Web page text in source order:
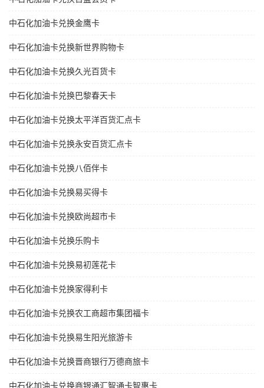
中石化加油卡兑换金鹰卡
中石化加油卡兑换新世界购物卡
中石化加油卡兑换久光百货卡
中石化加油卡兑换巴黎春天卡
中石化加油卡兑换太平洋百货汇点卡
中石化加油卡兑换永安百货汇点卡
中石化加油卡兑换八佰伴卡
中石化加油卡兑换易买得卡
中石化加油卡兑换欧尚超市卡
中石化加油卡兑换乐购卡
中石化加油卡兑换易初莲花卡
中石化加油卡兑换家得利卡
中石化加油卡兑换农工商超市集团福卡
中石化加油卡兑换易生阳光旅游卡
中石化加油卡兑换晋商银行万德商旅卡
中石化加油卡兑换商银通汇智通卡智惠卡